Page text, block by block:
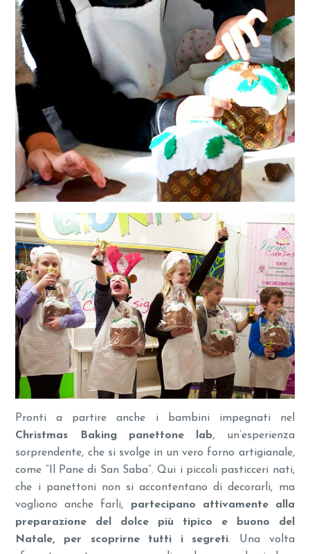
Pronti a partire anche i bambini impegnati nel
Christmas Baking panettone
lab, un’esperienza
sorprendente, che si svolge in un vero forno artigianale,
come “Il Pane di San Saba”. Qui i piccoli pasticceri nati,
che i panettoni non si accontentano di decorarli, ma
vogliono anche farli, partecipano attivamente alla
preparazione del dolce più tipico e buono del
Natale, per scoprirne tutti i segreti. Una volta